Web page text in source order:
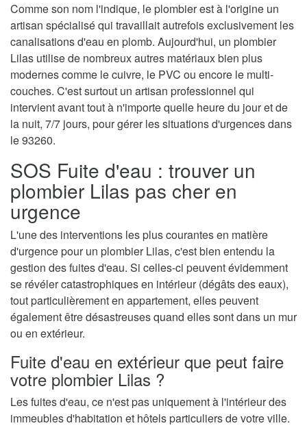
Comme son nom l'indique, le plombier est à l'origine un
artisan spécialisé qui travaillait autrefois exclusivement les
canalisations d'eau en plomb. Aujourd'hui, un plombier
Lilas utilise de nombreux autres matériaux bien plus
modernes comme le cuivre, le PVC ou encore le multi-
couches. C'est surtout un artisan professionnel qui
intervient avant tout à n'importe quelle heure du jour et de
la nuit, 7/7 jours, pour gérer les situations d'urgences dans
le 93260.
SOS Fuite d'eau : trouver un
plombier Lilas pas cher en
urgence
L'une des interventions les plus courantes en matière
d'urgence pour un plombier Lilas, c'est bien entendu la
gestion des fuites d'eau. Si celles-ci peuvent évidemment
se révéler catastrophiques en intérieur (dégâts des eaux),
tout particulièrement en appartement, elles peuvent
également être désastreuses quand elles sont dans un mur
ou en extérieur.
Fuite d'eau en extérieur que peut faire
votre plombier Lilas ?
Les fuites d'eau, ce n'est pas uniquement à l'intérieur des
immeubles d'habitation et hôtels particuliers de votre ville.